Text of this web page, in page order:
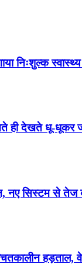
निःशुल्क स्वास्थ्य
देखते धू-धूकर जली
नए सिस्टम से तेज
हड़ताल,